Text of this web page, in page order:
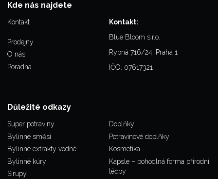
Kde nás najdete
Kontakt
Prodejny
O nás
Poradna
Kontakt:
Blue Bloom s.r.o.
Rybná 716/24, Praha 1
IČO: 07617321
Důležité odkazy
Super potraviny
Bylinné směsi
Bylinné extrakty vodné
Bylinné kúry
Sirupy
Doplňky
Potravinové doplňky
Kosmetika
Kapsle – pohodlná forma přírodní
léčby